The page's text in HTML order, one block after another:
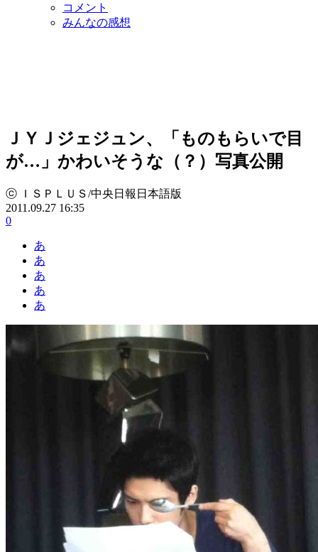
コメント
みんなの感想
ＪＹＪジェジュン、「ものもらいで目
が…」かわいそうな（？）写真公開
ⓒ ＩＳＰＬＵＳ/中央日報日本語版
2011.09.27 16:35
0
あ
あ
あ
あ
あ